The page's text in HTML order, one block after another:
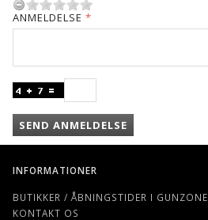
ANMELDELSE
SEND ANMELDELSE
INFORMATIONER
BUTIKKER / ÅBNINGSTIDER I GUNZONE
KONTAKT OS